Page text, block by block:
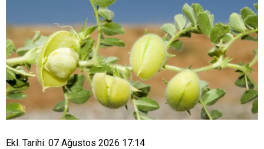
Ekl. Tarihi: 07 Ağustos 2026 17:14